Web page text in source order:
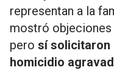
representan a la
mostró objeciones
pero sí solicitaron
homicidio